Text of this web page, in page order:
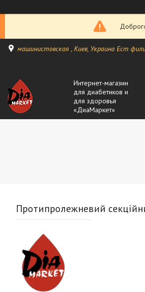
машинистовская , Киев, Украина Ест
Интернет-магазин
для диабетиков и
для здоровья
«ДиаМаркет»
Протипролежневий